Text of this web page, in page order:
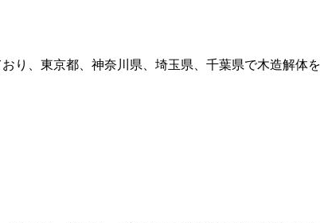
り、東京都、神奈川県、埼玉県、千葉県で木造解体